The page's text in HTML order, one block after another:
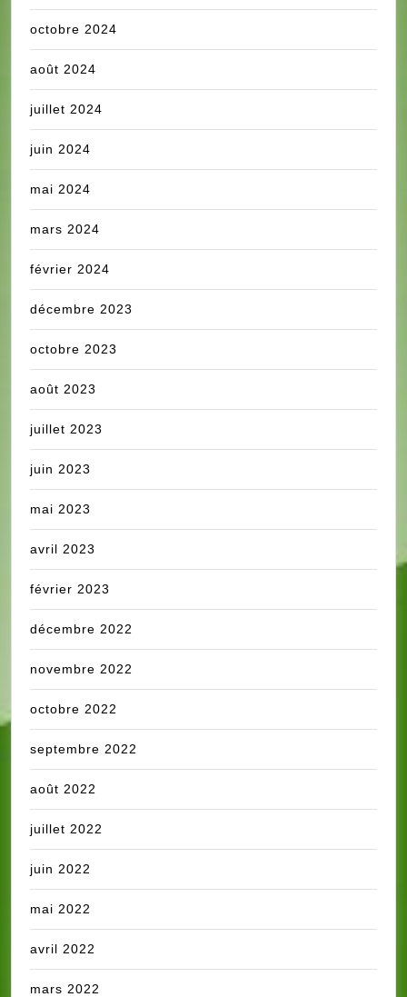
octobre 2024
août 2024
juillet 2024
juin 2024
mai 2024
mars 2024
février 2024
décembre 2023
octobre 2023
août 2023
juillet 2023
juin 2023
mai 2023
avril 2023
février 2023
décembre 2022
novembre 2022
octobre 2022
septembre 2022
août 2022
juillet 2022
juin 2022
mai 2022
avril 2022
mars 2022